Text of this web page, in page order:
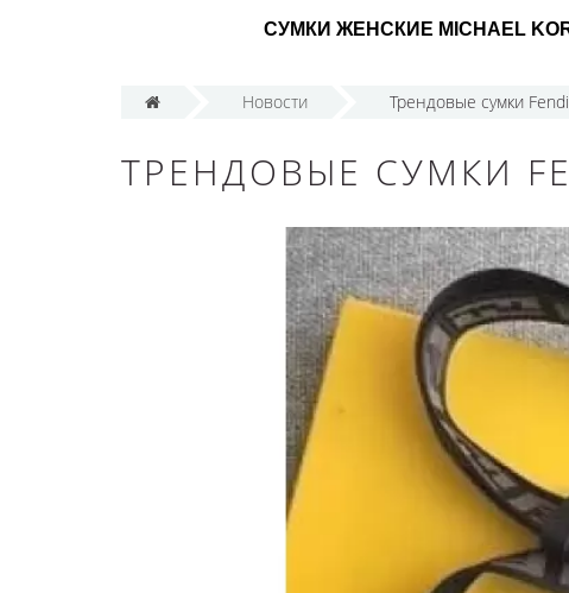
СУМКИ ЖЕНСКИЕ MICHAEL
Новости Трендовые сумки
ТРЕНДОВЫЕ СУМКИ